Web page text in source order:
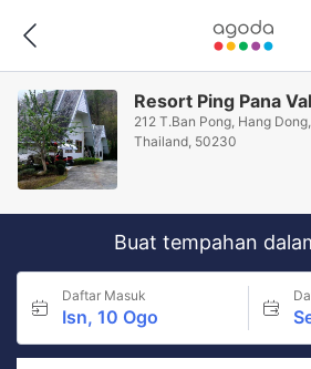
Resort Ping Pana
212 T.Ban Pong, Hang
Thailand, 50230
Buat tempahan
Daftar Masuk
Isn, 10 Ogo